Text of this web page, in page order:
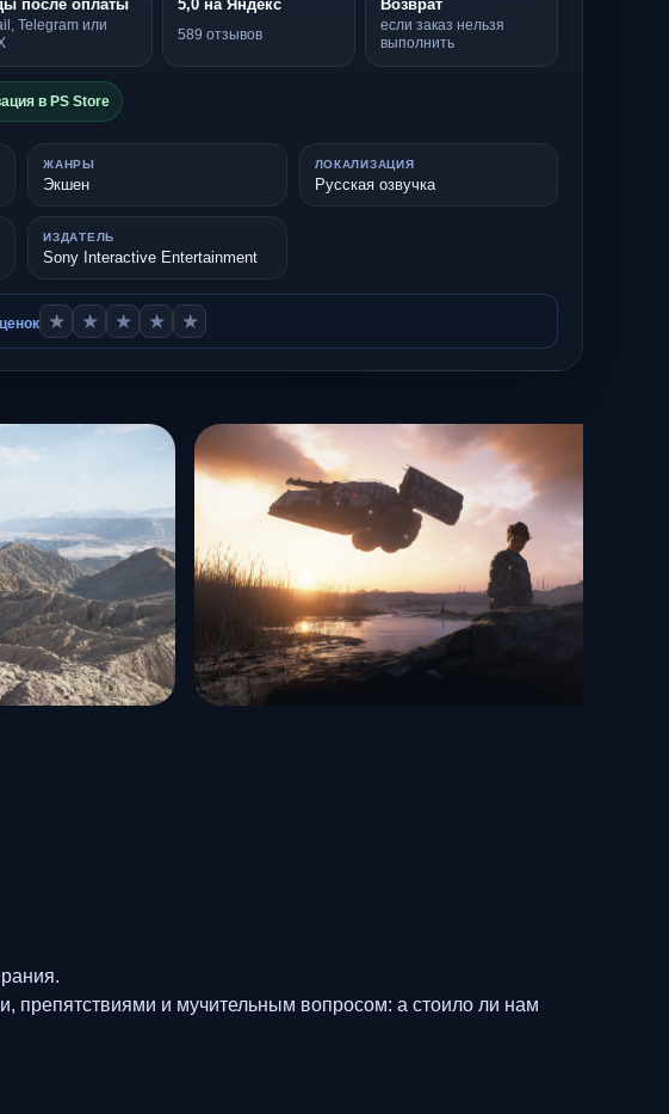
после оплаты
Telegram или
5,0 на Яндекс
589 отзывов
Возврат
если заказ нельзя
выполнить
в PS Store
ЖАНРЫ
Экшен
ЛОКАЛИЗАЦИЯ
Русская озвучка
ИЗДАТЕЛЬ
Sony Interactive Entertainment
★ ★ ★ ★ ★
препятствиями и мучительным вопросом: а стоило ли нам